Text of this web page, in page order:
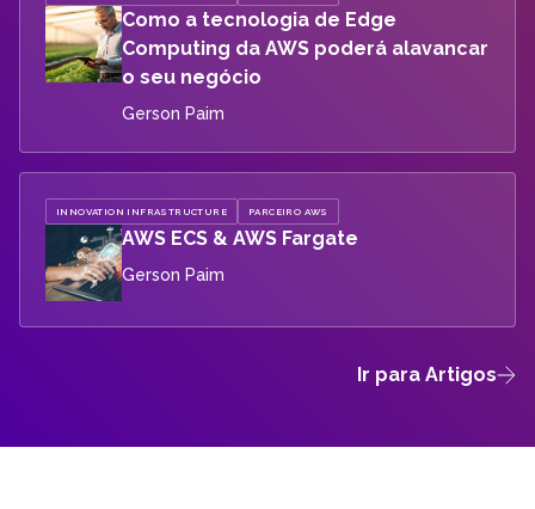
Como a tecnologia de Edge
Computing da AWS poderá alavancar
o seu negócio
Gerson Paim
INNOVATION INFRASTRUCTURE PARCEIRO AWS
AWS ECS & AWS Fargate
Gerson Paim
Ir para Artigos